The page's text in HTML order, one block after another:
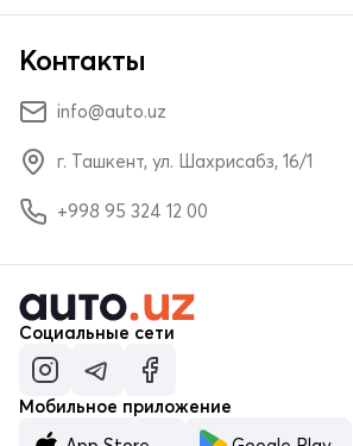
Контакты
info@auto.uz
г. Ташкент, ул. Шахрисабз, 16/1
+998 95 324 12 00
Социальные сети
Мобильное приложение